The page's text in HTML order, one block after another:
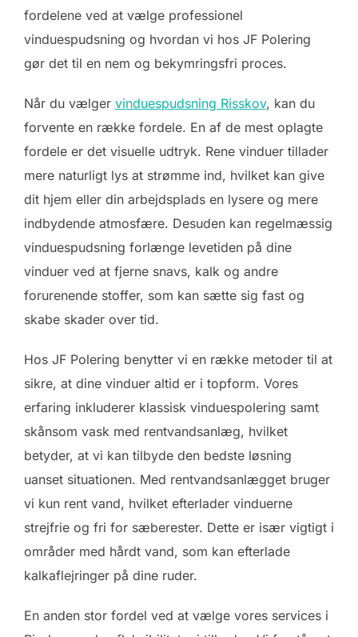
fordelene ved at vælge professionel
vinduespudsning og hvordan vi hos JF Polering
gør det til en nem og bekymringsfri proces.
Når du vælger vinduespudsning Risskov, kan du
forvente en række fordele. En af de mest oplagte
fordele er det visuelle udtryk. Rene vinduer tillader
mere naturligt lys at strømme ind, hvilket kan give
dit hjem eller din arbejdsplads en lysere og mere
indbydende atmosfære. Desuden kan regelmæssig
vinduespudsning forlænge levetiden på dine
vinduer ved at fjerne snavs, kalk og andre
forurenende stoffer, som kan sætte sig fast og
skabe skader over tid.
Hos JF Polering benytter vi en række metoder til at
sikre, at dine vinduer altid er i topform. Vores
erfaring inkluderer klassisk vinduespolering samt
skånsom vask med rentvandsanlæg, hvilket
betyder, at vi kan tilbyde den bedste løsning
uanset situationen. Med rentvandsanlægget bruger
vi kun rent vand, hvilket efterlader vinduerne
strejfrie og fri for sæberester. Dette er især vigtigt i
områder med hårdt vand, som kan efterlade
kalkaflejringer på dine ruder.
En anden stor fordel ved at vælge vores services i